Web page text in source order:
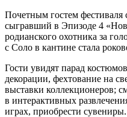
Почетным гостем фестиваля
сыгравший в Эпизоде 4
родианского охотника за
с Соло в кантине стала
Гости увидят парад
декорации, фехтование на
выставки коллекционеров;
в интерактивных
играх, приобрести сувениры.